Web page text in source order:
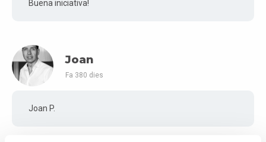
Buena iniciativa!
Joan
Fa 380 dies
Joan P.